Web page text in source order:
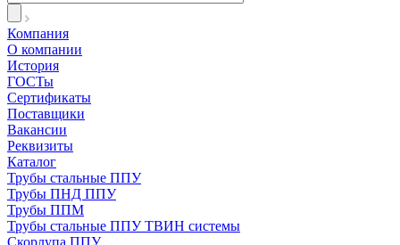
Компания
О компании
История
ГОСТы
Сертификаты
Поставщики
Вакансии
Реквизиты
Каталог
Трубы стальные ППУ
Трубы ПНД ППУ
Трубы ППМ
Трубы стальные ППУ ТВИН системы
Скорлупа ППУ